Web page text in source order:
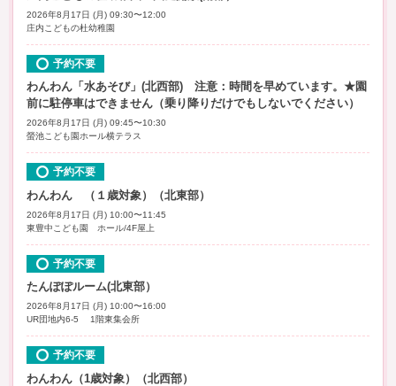
2026年8月17日 (月) 09:30〜12:00
庄内こどもの杜幼稚園
予約不要
わんわん「水あそび」(北西部) 注意：時間を早めています。★園
前に駐停車はできません（乗り降りだけでもしないでください）
2026年8月17日 (月) 09:45〜10:30
螢池こども園ホール横テラス
予約不要
わんわん （１歳対象）（北東部）
2026年8月17日 (月) 10:00〜11:45
東豊中こども園 ホール/4F屋上
予約不要
たんぽぽルーム(北東部）
2026年8月17日 (月) 10:00〜16:00
UR団地内6-5 1階東集会所
予約不要
わんわん（1歳対象）（北西部）